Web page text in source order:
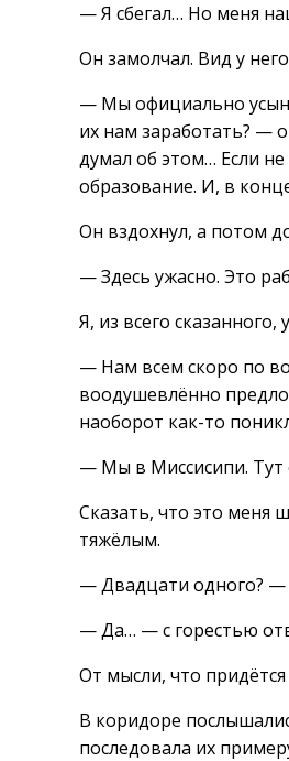
— Я сбегал… Но меня
Он замолчал. Вид у
— Мы официально
их нам заработать? —
думал об этом… Если
образование. И, в
Он вздохнул, а потом
— Здесь ужасно. Это
Я, из всего сказанного,
— Нам всем скоро по
воодушевлённо
наоборот как-то
— Мы в Миссисипи. Тут
Сказать, что это меня
тяжёлым.
— Двадцати одного? —
— Да… — с горестью
От мысли, что
В коридоре
последовала их